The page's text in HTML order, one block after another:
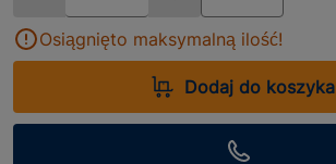
Osiągnięto maksymalną ilość!
Dodaj do koszyka